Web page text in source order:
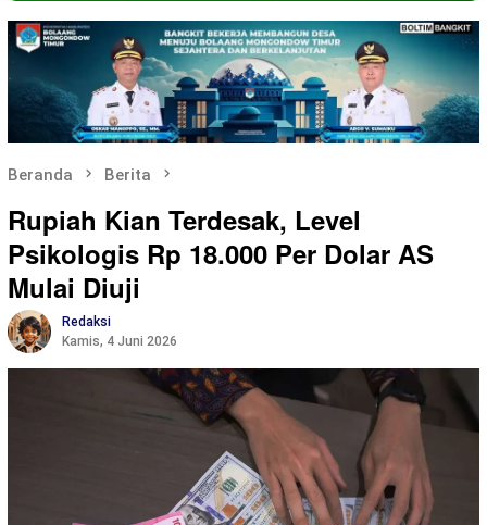
Beranda Berita
Rupiah Kian Terdesak, Level
Psikologis Rp 18.000 Per Dolar AS
Mulai Diuji
Redaksi
Kamis, 4 Juni 2026